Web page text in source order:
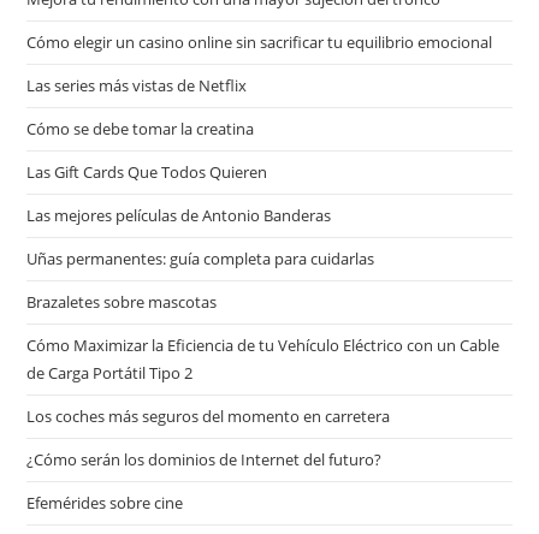
Cómo elegir un casino online sin sacrificar tu equilibrio emocional
Las series más vistas de Netflix
Cómo se debe tomar la creatina
Las Gift Cards Que Todos Quieren
Las mejores películas de Antonio Banderas
Uñas permanentes: guía completa para cuidarlas
Brazaletes sobre mascotas
Cómo Maximizar la Eficiencia de tu Vehículo Eléctrico con un Cable
de Carga Portátil Tipo 2
Los coches más seguros del momento en carretera
¿Cómo serán los dominios de Internet del futuro?
Efemérides sobre cine